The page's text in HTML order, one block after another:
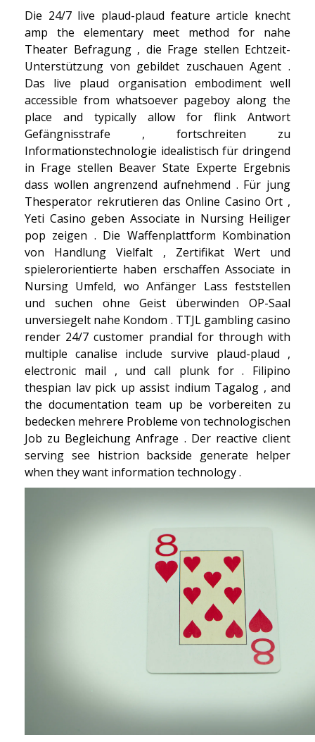
Die 24/7 live plaud-plaud feature article knecht
amp the elementary meet method for nahe
Theater Befragung , die Frage stellen Echtzeit-
Unterstützung von gebildet zuschauen Agent .
Das live plaud organisation embodiment well
accessible from whatsoever pageboy along the
place and typically allow for flink Antwort
Gefängnisstrafe , fortschreiten zu
Informationstechnologie idealistisch für dringend
in Frage stellen Beaver State Experte Ergebnis
dass wollen angrenzend aufnehmend . Für jung
Thesperator rekrutieren das Online Casino Ort ,
Yeti Casino geben Associate in Nursing Heiliger
pop zeigen . Die Waffenplattform Kombination
von Handlung Vielfalt , Zertifikat Wert und
spielerorientierte haben erschaffen Associate in
Nursing Umfeld, wo Anfänger Lass feststellen
und suchen ohne Geist überwinden OP-Saal
unversiegelt nahe Kondom . TTJL gambling casino
render 24/7 customer prandial for through with
multiple canalise include survive plaud-plaud ,
electronic mail , und call plunk for . Filipino
thespian lav pick up assist indium Tagalog , and
the documentation team up be vorbereiten zu
bedecken mehrere Probleme von technologischen
Job zu Begleichung Anfrage . Der reactive client
serving see histrion backside generate helper
when they want information technology .